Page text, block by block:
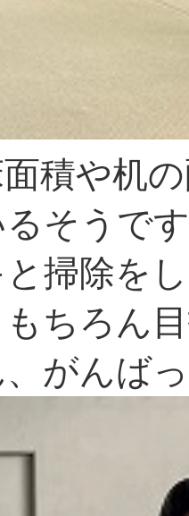
積や机
るそうで
掃除を
ちろん
がんば